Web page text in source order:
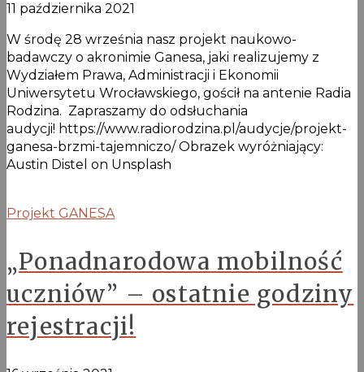
11 października 2021
W środę 28 września nasz projekt naukowo-
badawczy o akronimie Ganesa, jaki realizujemy z
Wydziałem Prawa, Administracji i Ekonomii
Uniwersytetu Wrocławskiego, gościł na antenie Radia
Rodzina. Zapraszamy do odsłuchania
audycji! https://www.radiorodzina.pl/audycje/projekt-
ganesa-brzmi-tajemniczo/ Obrazek wyróżniający:
Austin Distel on Unsplash
Projekt GANESA
„Ponadnarodowa mobilność
uczniów” – ostatnie godziny
rejestracji!